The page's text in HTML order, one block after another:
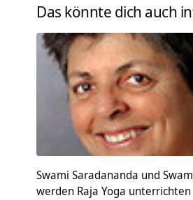
Das könnte dich auch
Swami Saradananda und
werden Raja Yoga unterrichten